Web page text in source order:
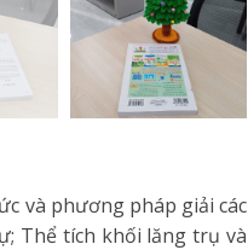
và phương pháp giải các
Thể tích khối lăng trụ và